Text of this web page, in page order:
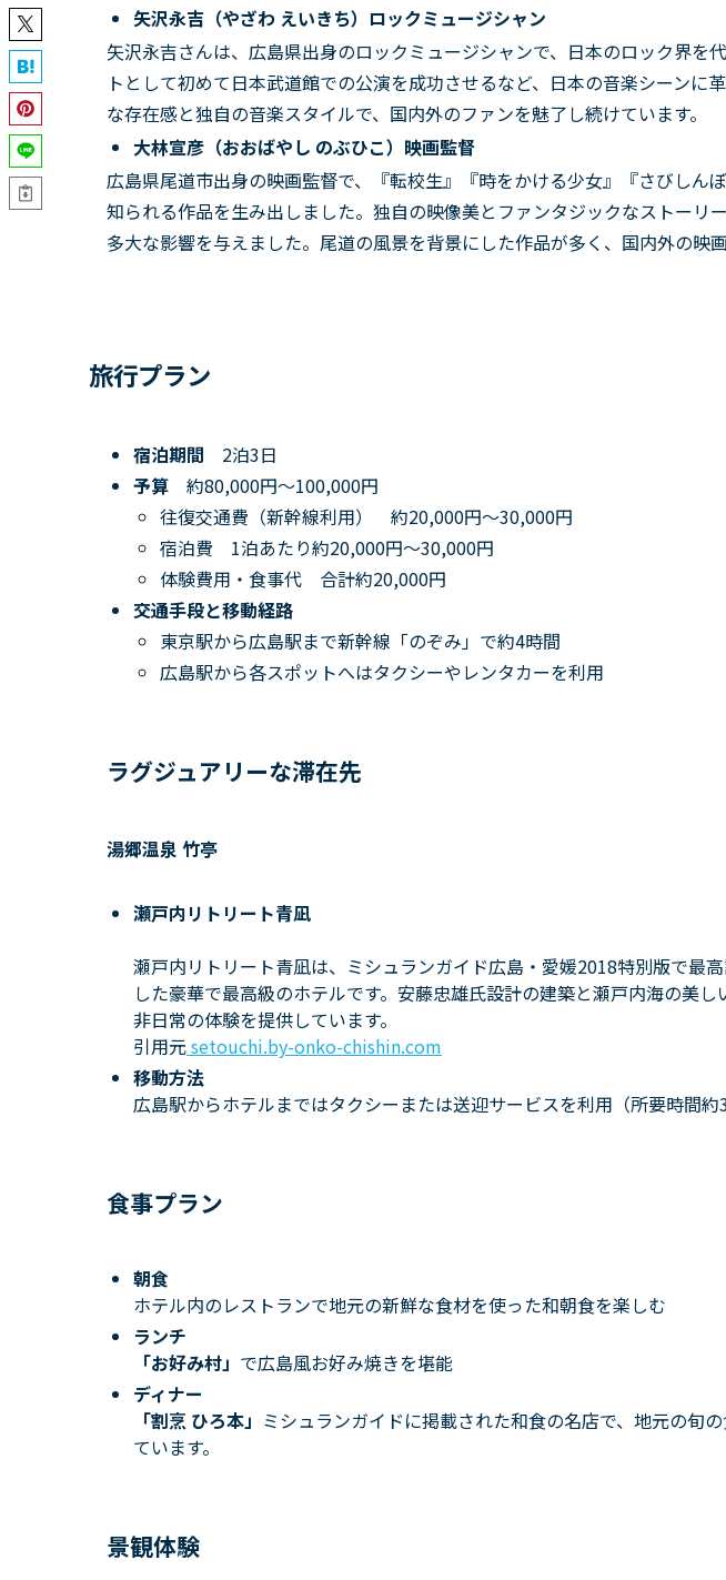
矢沢永吉（やざわ えいきち） ロックミュージシャン
矢沢永吉さんは、広島県出身のロックミュージシャンで、日本のロック界を
トとして初めて日本武道館での公演を成功させるなど、日本の音楽シーンに
な存在感と独自の音楽スタイルで、国内外のファンを魅了し続けています。
大林宣彦（おおばやし のぶひこ） 映画監督
広島県尾道市出身の映画監督で、『転校生』『時をかける少女』『さびしん
知られる作品を生み出しました。独自の映像美とファンタジックなストーリ
多大な影響を与えました。尾道の風景を背景にした作品が多く、国内外の映
旅行プラン
宿泊期間 2泊3日
予算 約80,000円～100,000円
往復交通費（新幹線利用） 約20,000円～30,000円
宿泊費 1泊あたり約20,000円～30,000円
体験費用・食事代 合計約20,000円
交通手段と移動経路
東京駅から広島駅まで新幹線「のぞみ」で約4時間
広島駅から各スポットへはタクシーやレンタカーを利用
ラグジュアリーな滞在先
湯郷温泉 竹亭
瀬戸内リトリート青凪
瀬戸内リトリート青凪は、ミシュランガイド広島・愛媛2018特別版で最
した豪華で最高級のホテルです。安藤忠雄氏設計の建築と瀬戸内海の美し
非日常の体験を提供しています。
引用元setouchi.by-onko-chishin.com
移動方法
広島駅からホテルまではタクシーまたは送迎サービスを利用（所要時間約
食事プラン
朝食
ホテル内のレストランで地元の新鮮な食材を使った和朝食を楽しむ
ランチ
「お好み村」 で広島風お好み焼きを堪能
ディナー
「割烹 ひろ本」 ミシュランガイドに掲載された和食の名店で、地元の旬
ています。
景観体験